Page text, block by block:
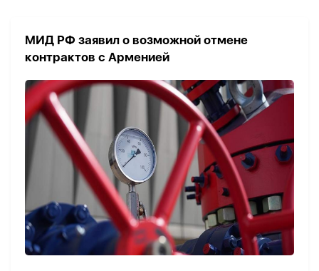
МИД РФ заявил о возможной отмене
контрактов с Арменией